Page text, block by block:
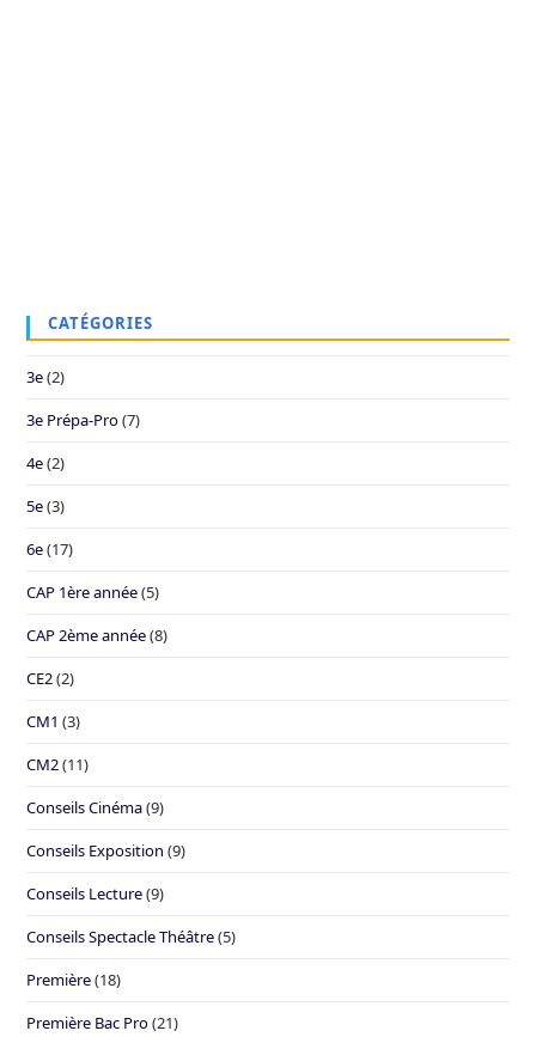
CATÉGORIES
3e(2)
3e Prépa-Pro(7)
4e(2)
5e(3)
6e(17)
CAP 1ère année(5)
CAP 2ème année(8)
CE2(2)
CM1 (3)
CM2(11)
Conseils Cinéma(9)
Conseils Exposition (9)
Conseils Lecture(9)
Conseils Spectacle Théâtre(5)
Première(18)
Première Bac Pro(21)